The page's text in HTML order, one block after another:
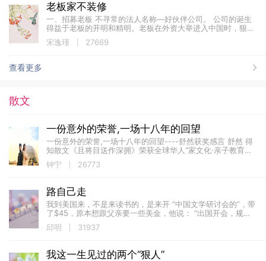
老板家不装修
一、招募老板 不寻常的法人名称—好伙伴公司。 公司的诞生
得益于老板的开明和精明。老板在外资大举进入中国时，狠狠
赚了一把。首先授权会计师按当期职工人数留出3年员工薪资
以保障万一之时所...
宋逸瑾 27669
查看更多
散文
一份意外的荣誉,一场十八年的回望
一份意外的荣誉,一场十八年的回望----舒然获奖感言 舒然 得
知散文《且将目送作深拥》荣获全球华人“家文化·亲子教育故
事&...
钟宁 26773
路自己走
我到美国来，不是来读书的，是来开 “中国文学研讨会的”，带
了$45，原本想跟父亲要一些美金，他说： “出国开会，规定
就是$45，你凭什么多带？” ...
邱明 31937
我这一生见过的两个“狠人”